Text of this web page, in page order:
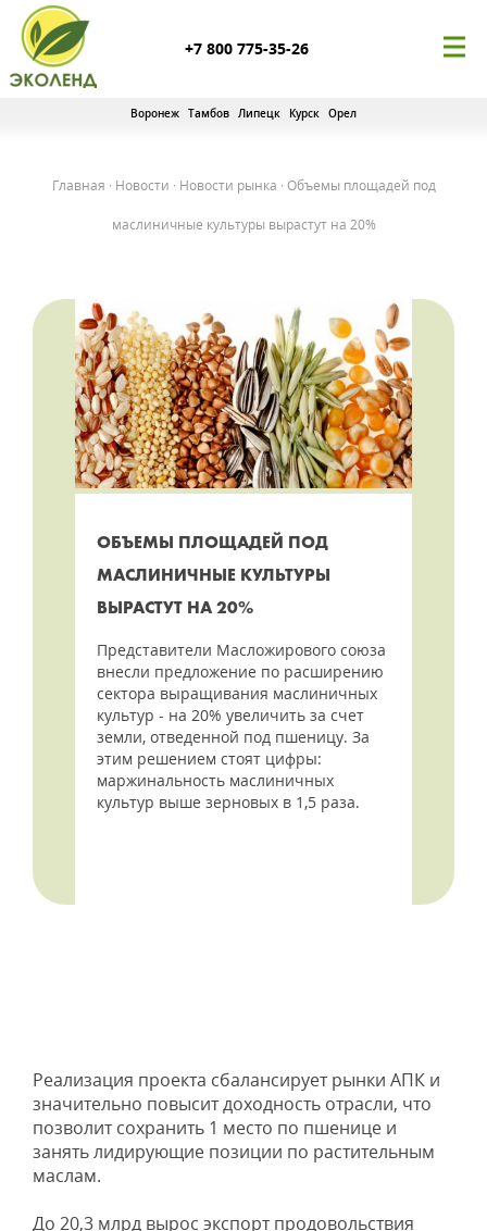
+7 800 775-35-26
Воронеж Тамбов Липецк Курск Орел
Главная · Новости · Новости рынка · Объемы площадей под
маслиничные культуры вырастут на 20%
ОБЪЕМЫ ПЛОЩАДЕЙ ПОД
МАСЛИНИЧНЫЕ КУЛЬТУРЫ
ВЫРАСТУТ НА 20%
Представители Масложирового союза
внесли предложение по расширению
сектора выращивания маслиничных
культур - на 20% увеличить за счет
земли, отведенной под пшеницу. За
этим решением стоят цифры:
маржинальность маслиничных
культур выше зерновых в 1,5 раза.
Реализация проекта сбалансирует рынки АПК и
значительно повысит доходность отрасли, что
позволит сохранить 1 место по пшенице и
занять лидирующие позиции по растительным
маслам.
До 20,3 млрд вырос экспорт продовольствия